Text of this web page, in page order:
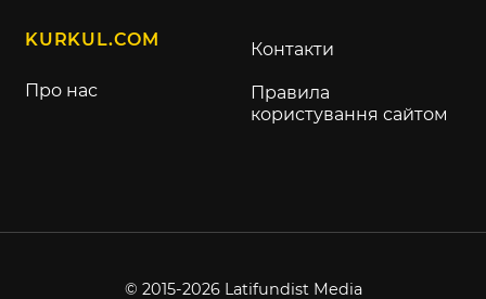
KURKUL.COM
Про нас
Контакти
Правила
користування сайтом
© 2015-2026 Latifundist Media